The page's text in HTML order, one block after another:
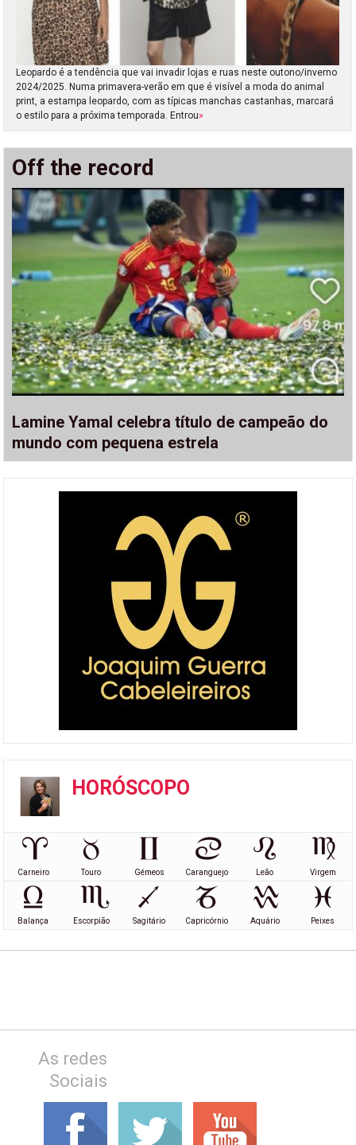
Leopardo é a tendência que vai invadir lojas e ruas neste outono/inverno
2024/2025. Numa primavera-verão em que é visível a moda do animal
print, a estampa leopardo, com as típicas manchas castanhas, marcará
o estilo para a próxima temporada. Entrou»
Off the record
Lamine Yamal celebra título de campeão do
mundo com pequena estrela
HORÓSCOPO
Carneiro Touro Gémeos Caranguejo Leão Virgem
Balança Escorpião Sagitário Capricórnio Aquário Peixes
As redes
Sociais